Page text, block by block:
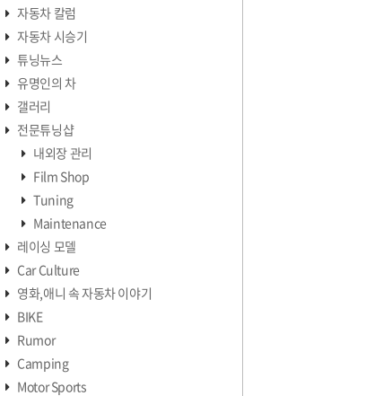
자동차 칼럼
자동차 시승기
튜닝뉴스
유명인의 차
갤러리
전문튜닝샵
내외장 관리
Film Shop
Tuning
Maintenance
레이싱 모델
Car Culture
영화,애니 속 자동차 이야기
BIKE
Rumor
Camping
Motor Sports